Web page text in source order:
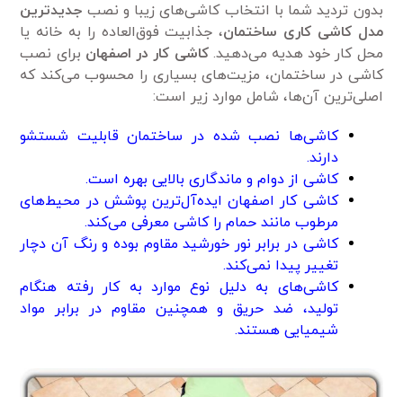
بدون تردید شما با انتخاب کاشی‌های زیبا و نصب جدید‌ترین
مدل کاشی کاری ساختمان، جذابیت فوق‌العاده را به خانه یا
محل کار خود هدیه می‌دهید.کاشی کار در اصفهان برای نصب
کاشی در ساختمان، مزیت‌های بسیاری را محسوب می‌کند که
اصلی‌ترین آن‌ها، شامل موارد زیر است:
کاشی‌ها نصب شده در ساختمان قابلیت شستشو
دارند.
کاشی از دوام و ماندگاری بالایی بهره است.
کاشی کار اصفهان ‌ایده‌آل‌ترین پوشش در محیط‌های
مرطوب مانند حمام را کاشی معرفی می‌کند.
کاشی در برابر نور خورشید مقاوم بوده و رنگ آن دچار
تغییر پیدا نمی‌کند.
کاشی‌های به دلیل نوع موارد به کار رفته هنگام
تولید، ضد حریق و همچنین مقاوم در برابر مواد
شیمیایی هستند.